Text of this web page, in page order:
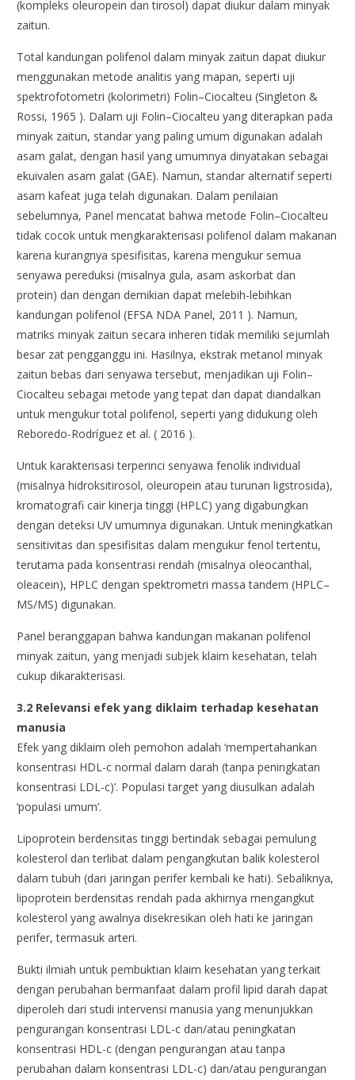
(kompleks oleuropein dan tirosol) dapat diukur dalam minyak
zaitun.
Total kandungan polifenol dalam minyak zaitun dapat diukur
menggunakan metode analitis yang mapan, seperti uji
spektrofotometri (kolorimetri) Folin–Ciocalteu (Singleton &
Rossi, 1965 ). Dalam uji Folin–Ciocalteu yang diterapkan pada
minyak zaitun, standar yang paling umum digunakan adalah
asam galat, dengan hasil yang umumnya dinyatakan sebagai
ekuivalen asam galat (GAE). Namun, standar alternatif seperti
asam kafeat juga telah digunakan. Dalam penilaian
sebelumnya, Panel mencatat bahwa metode Folin–Ciocalteu
tidak cocok untuk mengkarakterisasi polifenol dalam makanan
karena kurangnya spesifisitas, karena mengukur semua
senyawa pereduksi (misalnya gula, asam askorbat dan
protein) dan dengan demikian dapat melebih-lebihkan
kandungan polifenol (EFSA NDA Panel, 2011 ). Namun,
matriks minyak zaitun secara inheren tidak memiliki sejumlah
besar zat pengganggu ini. Hasilnya, ekstrak metanol minyak
zaitun bebas dari senyawa tersebut, menjadikan uji Folin–
Ciocalteu sebagai metode yang tepat dan dapat diandalkan
untuk mengukur total polifenol, seperti yang didukung oleh
Reboredo-Rodríguez et al. ( 2016 ).
Untuk karakterisasi terperinci senyawa fenolik individual
(misalnya hidroksitirosol, oleuropein atau turunan ligstrosida),
kromatografi cair kinerja tinggi (HPLC) yang digabungkan
dengan deteksi UV umumnya digunakan. Untuk meningkatkan
sensitivitas dan spesifisitas dalam mengukur fenol tertentu,
terutama pada konsentrasi rendah (misalnya oleocanthal,
oleacein), HPLC dengan spektrometri massa tandem (HPLC–
MS/MS) digunakan.
Panel beranggapan bahwa kandungan makanan polifenol
minyak zaitun, yang menjadi subjek klaim kesehatan, telah
cukup dikarakterisasi.
3.2 Relevansi efek yang diklaim terhadap kesehatan
manusia
Efek yang diklaim oleh pemohon adalah ‘mempertahankan
konsentrasi HDL-c normal dalam darah (tanpa peningkatan
konsentrasi LDL-c)’. Populasi target yang diusulkan adalah
‘populasi umum’.
Lipoprotein berdensitas tinggi bertindak sebagai pemulung
kolesterol dan terlibat dalam pengangkutan balik kolesterol
dalam tubuh (dari jaringan perifer kembali ke hati). Sebaliknya,
lipoprotein berdensitas rendah pada akhirnya mengangkut
kolesterol yang awalnya disekresikan oleh hati ke jaringan
perifer, termasuk arteri.
Bukti ilmiah untuk pembuktian klaim kesehatan yang terkait
dengan perubahan bermanfaat dalam profil lipid darah dapat
diperoleh dari studi intervensi manusia yang menunjukkan
pengurangan konsentrasi LDL-c dan/atau peningkatan
konsentrasi HDL-c (dengan pengurangan atau tanpa
perubahan dalam konsentrasi LDL-c) dan/atau pengurangan